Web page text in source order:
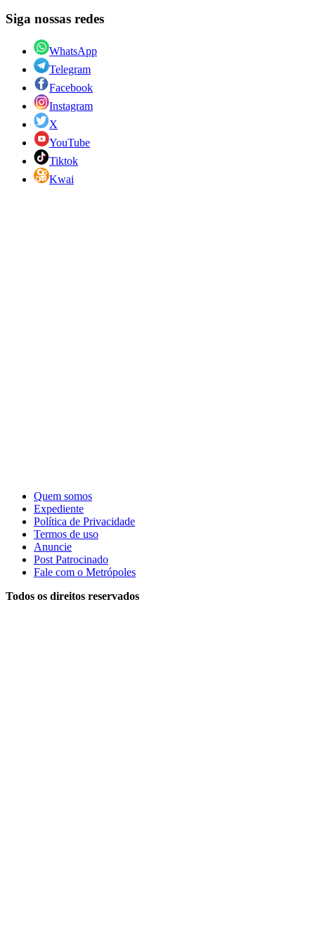
Siga nossas redes
WhatsApp
Telegram
Facebook
Instagram
X
YouTube
Tiktok
Kwai
Quem somos
Expediente
Política de Privacidade
Termos de uso
Anuncie
Post Patrocinado
Fale com o Metrópoles
Todos os direitos reservados